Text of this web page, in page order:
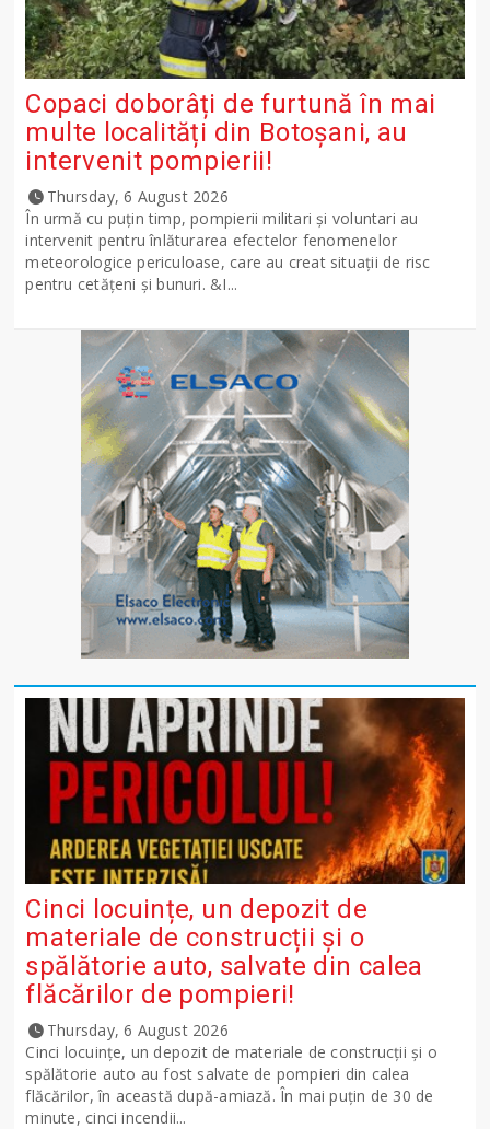
Copaci doborâți de furtună în mai
multe localități din Botoșani, au
intervenit pompierii!
Thursday, 6 August 2026
În urmă cu puțin timp, pompierii militari și voluntari au
intervenit pentru înlăturarea efectelor fenomenelor
meteorologice periculoase, care au creat situații de risc
pentru cetățeni și bunuri. &I...
Cinci locuințe, un depozit de
materiale de construcții și o
spălătorie auto, salvate din calea
flăcărilor de pompieri!
Thursday, 6 August 2026
Cinci locuințe, un depozit de materiale de construcții și o
spălătorie auto au fost salvate de pompieri din calea
flăcărilor, în această după-amiază. În mai puțin de 30 de
minute, cinci incendii...